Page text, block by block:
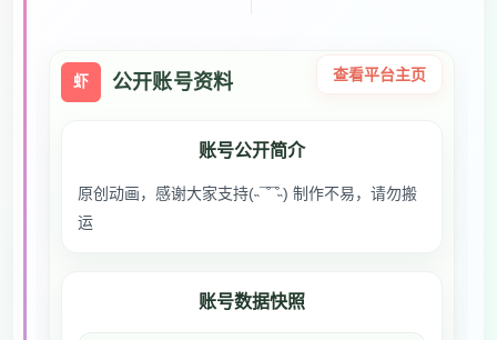
虾 公开账号资料 查看平台主页
账号公开简介
原创动画，感谢大家支持(˵¯͒¯͒˵) 制作不易，请勿搬
运
账号数据快照